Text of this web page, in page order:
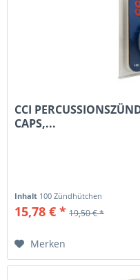
CCI
CAPS,...
Inhalt 100 Zündhütchen
15,78 € * 19,50 € *
Merken